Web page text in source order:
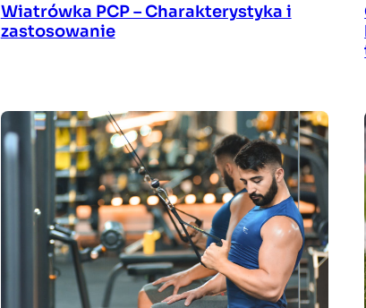
Wiatrówka PCP – Charakterystyka i
zastosowanie